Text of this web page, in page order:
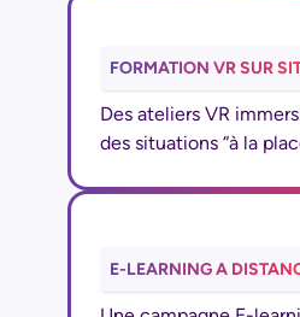
FORMATION VR SUR
Des ateliers VR
des situations “à la
E-LEARNING A